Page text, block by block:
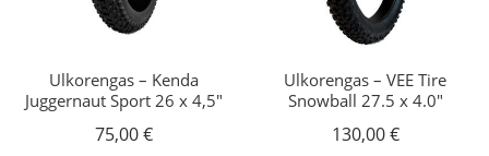
Ulkorengas – Kenda
Juggernaut Sport 26 x 4,5″
75,00€
Ulkorengas – VEE Tire
Snowball 27.5 x 4.0″
130,00€